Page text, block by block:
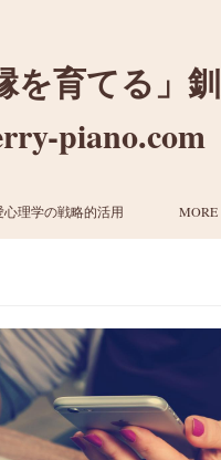
を育てる」
piano.com
心理学の戦略的活用 MORE